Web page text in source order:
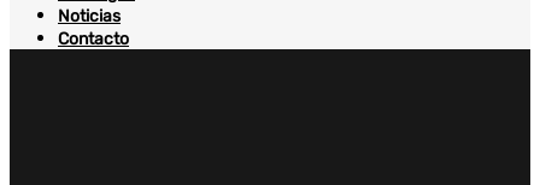
Noticias
Contacto